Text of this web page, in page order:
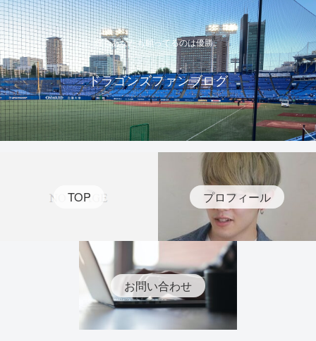
僕もあなたも願ってるのは優勝。
ドラゴンズファンブログ
TOP プロフィール
お問い合わせ